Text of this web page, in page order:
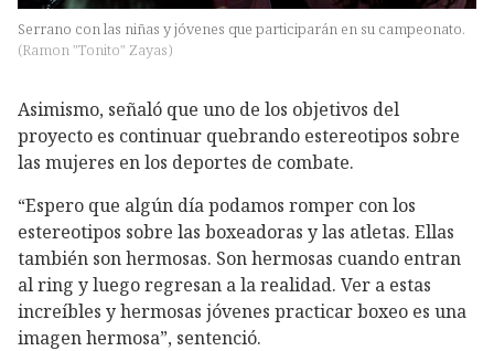
Serrano con las niñas y jóvenes que participarán en su campeonato.
(Ramon "Tonito" Zayas)
Asimismo, señaló que uno de los objetivos del
proyecto es continuar quebrando estereotipos sobre
las mujeres en los deportes de combate.
“Espero que algún día podamos romper con los
estereotipos sobre las boxeadoras y las atletas. Ellas
también son hermosas. Son hermosas cuando entran
al ring y luego regresan a la realidad. Ver a estas
increíbles y hermosas jóvenes practicar boxeo es una
imagen hermosa”, sentenció.